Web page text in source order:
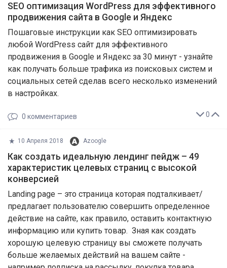
SEO оптимизация WordPress для эффективного
продвижения сайта в Google и Яндекс
Пошаговые инструкции как SEO оптимизировать
любой WordPress сайт для эффективного
продвижения в Google и Яндекс за 30 минут - узнайте
как получать больше трафика из поисковых систем и
социальных сетей сделав всего несколько изменений
в настройках.
0
0 комментариев
10 Апреля 2018 Azoogle
Как создать идеальную лендинг пейдж – 49
характеристик целевых страниц с высокой
конверсией
Landing page – это страница которая подталкивает/
предлагает пользователю совершить определенное
действие на сайте, как правило, оставить контактную
информацию или купить товар. Зная как создать
хорошую целевую страницу вы сможете получать
больше желаемых действий на вашем сайте -